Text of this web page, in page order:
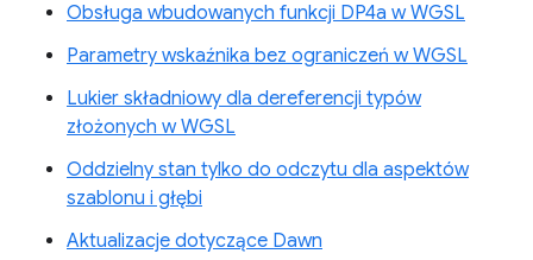
Obsługa wbudowanych funkcji DP4a w WGSL
Parametry wskaźnika bez ograniczeń w WGSL
Lukier składniowy dla dereferencji typów
złożonych w WGSL
Oddzielny stan tylko do odczytu dla aspektów
szablonu i głębi
Aktualizacje dotyczące Dawn